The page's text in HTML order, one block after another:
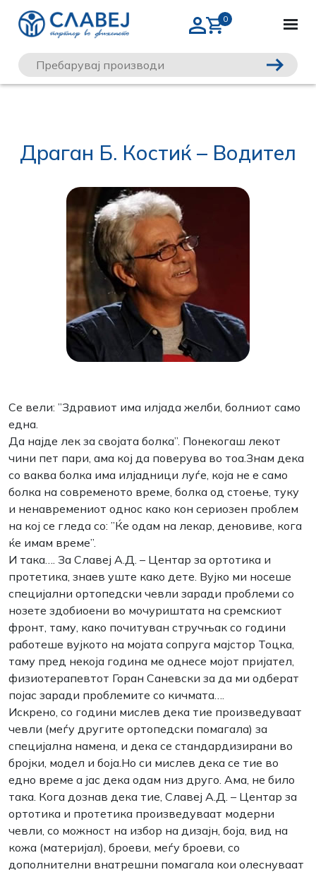
Драган Б. Костиќ – Водител
Се вели: ”Здравиот има илјада желби, болниот само
една.
Да најде лек за својата болка”. Понекогаш лекот
чини пет пари, ама кој да поверува во тоа.Знам дека
со ваква болка има илјадници луѓе, која не е само
болка на современото време, болка од стоење, туку
и ненавремениот однос како кон сериозен проблем
на кој се гледа со: ”Ќе одам на лекар, деновиве, кога
ќе имам време”.
И така…. За Славеј А.Д. – Центар за ортотика и
протетика, знаев уште како дете. Вујко ми носеше
специјални ортопедски чевли заради проблеми со
нозете здобиоени во мочуриштата на сремскиот
фронт, таму, како почитуван стручњак со години
работеше вујкото на мојата сопруга мајстор Тоцка,
таму пред некоја година ме однесе мојот пријател,
физиотерапевтот Горан Саневски за да ми одберат
појас заради проблемите со кичмата….
Искрено, со години мислев дека тие произведуваат
чевли (меѓу другите ортопедски помагала) за
специјална намена, и дека се стандардизирани во
бројки, модел и боја.Но си мислев дека се тие во
едно време а јас дека одам низ друго. Ама, не било
така. Кога дознав дека тие, Славеј А.Д. – Центар за
ортотика и протетика произведуваат модерни
чевли, со можност на избор на дизајн, боја, вид на
кожа (материјал), броеви, меѓу броеви, со
дополнителни внатрешни помагала кои олеснуваат